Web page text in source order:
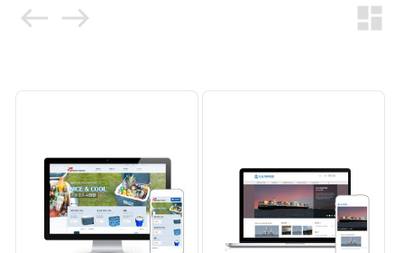
west east dashboard